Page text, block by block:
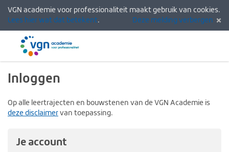
VGN academie voor professionaliteit maakt gebruik van cookies.
Lees hier wat dat betekent. Deze melding verbergen
Menu
Inloggen
Op alle leertrajecten en bouwstenen van de VGN Academie is
deze disclaimer van toepassing.
Je account